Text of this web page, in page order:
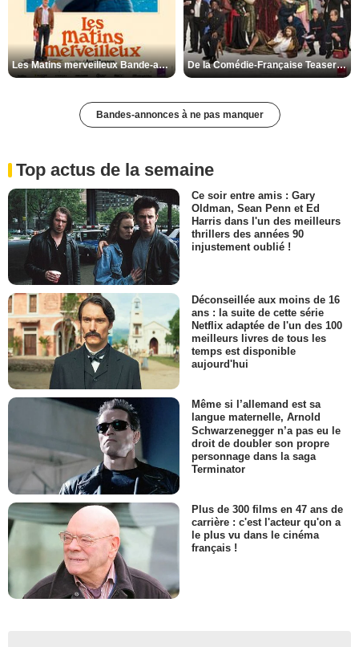
Les Matins merveilleux Bande-annonce VF De la Comédie-Française Teaser VF
Bandes-annonces à ne pas manquer
Top actus de la semaine
Ce soir entre amis : Gary
Oldman, Sean Penn et Ed
Harris dans l'un des meilleurs
thrillers des années 90
injustement oublié !
Déconseillée aux moins de 16
ans : la suite de cette série
Netflix adaptée de l'un des 100
meilleurs livres de tous les
temps est disponible
aujourd'hui
Même si l’allemand est sa
langue maternelle, Arnold
Schwarzenegger n’a pas eu le
droit de doubler son propre
personnage dans la saga
Terminator
Plus de 300 films en 47 ans de
carrière : c'est l'acteur qu'on a
le plus vu dans le cinéma
français !